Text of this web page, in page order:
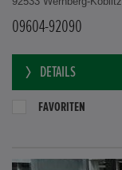
09604-92090
DETAILS
FAVORITEN